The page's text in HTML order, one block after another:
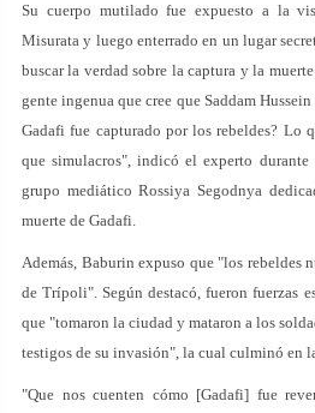
Su cuerpo mutilado fue expuesto a la
Misurata y luego enterrado en un lugar
buscar la verdad sobre la captura y la
gente ingenua que cree que Saddam
Gadafi fue capturado por los rebeldes? Lo
que simulacros", indicó el experto durante
grupo mediático Rossiya Segodnya
muerte de Gadafi.
Además, Baburin expuso que "los rebeldes
de Trípoli". Según destacó, fueron fuerzas
que "tomaron la ciudad y mataron a los
testigos de su invasión", la cual culminó en
"Que nos cuenten cómo [Gadafi] fue